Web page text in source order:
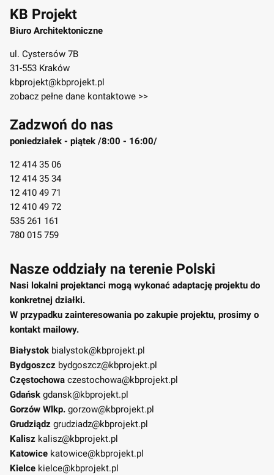
KB Projekt
Biuro Architektoniczne
ul. Cystersów 7B
31-553 Kraków
kbprojekt@kbprojekt.pl
zobacz pełne dane kontaktowe >>
Zadzwoń do nas
poniedziałek - piątek /8:00 - 16:00/
12 414 35 06
12 414 35 34
12 410 49 71
12 410 49 72
535 261 161
780 015 759
Nasze oddziały na terenie Polski
Nasi lokalni projektanci mogą wykonać adaptację projektu do
konkretnej działki.
W przypadku zainteresowania po zakupie projektu, prosimy o
kontakt mailowy.
Białystok bialystok@kbprojekt.pl
Bydgoszcz bydgoszcz@kbprojekt.pl
Częstochowa czestochowa@kbprojekt.pl
Gdańsk gdansk@kbprojekt.pl
Gorzów Wlkp. gorzow@kbprojekt.pl
Grudziądz grudziadz@kbprojekt.pl
Kalisz kalisz@kbprojekt.pl
Katowice katowice@kbprojekt.pl
Kielce kielce@kbprojekt.pl